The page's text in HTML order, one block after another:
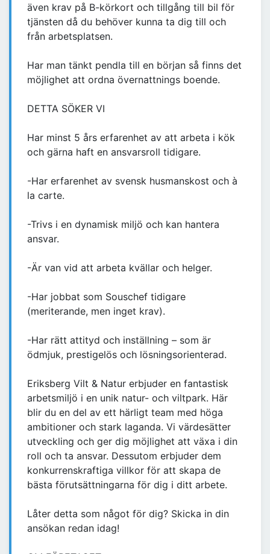
även krav på B-körkort och tillgång till bil för
tjänsten då du behöver kunna ta dig till och
från arbetsplatsen.
Har man tänkt pendla till en början så finns det
möjlighet att ordna övernattnings boende.
DETTA SÖKER VI
Har minst 5 års erfarenhet av att arbeta i kök
och gärna haft en ansvarsroll tidigare.
-Har erfarenhet av svensk husmanskost och à
la carte.
-Trivs i en dynamisk miljö och kan hantera
ansvar.
-Är van vid att arbeta kvällar och helger.
-Har jobbat som Souschef tidigare
(meriterande, men inget krav).
-Har rätt attityd och inställning – som är
ödmjuk, prestigelös och lösningsorienterad.
Eriksberg Vilt & Natur erbjuder en fantastisk
arbetsmiljö i en unik natur- och viltpark. Här
blir du en del av ett härligt team med höga
ambitioner och stark laganda. Vi värdesätter
utveckling och ger dig möjlighet att växa i din
roll och ta ansvar. Dessutom erbjuder dem
konkurrenskraftiga villkor för att skapa de
bästa förutsättningarna för dig i ditt arbete.
Låter detta som något för dig? Skicka in din
ansökan redan idag!